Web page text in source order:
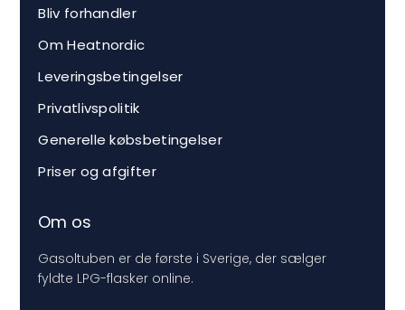
Bliv forhandler
Om Heatnordic
Leveringsbetingelser
Privatlivspolitik
Generelle købsbetingelser
Priser og afgifter
Om os
Gasoltuben er de første i Sverige, der sælger
fyldte LPG-flasker online.